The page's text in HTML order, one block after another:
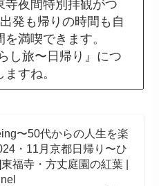
寺夜間特別拝観がつ
発も帰りの時間も自
満喫できます。
し旅〜日帰り』につ
すね。
〜50代からの人生を楽
・11月京都日帰り〜ひ
福寺・方丈庭園の紅葉 |